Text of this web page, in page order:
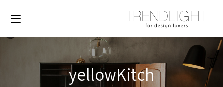
yellowKitch